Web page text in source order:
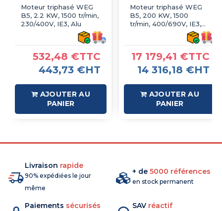
Moteur triphasé WEG
B5, 2.2 KW, 1500 tr/min,
230/400V, IE3, Alu
532,48 €TTC
443,73 €HT
AJOUTER AU
PANIER
Moteur triphasé WEG
B5, 200 KW, 1500
tr/min, 400/690V, IE3,
17 179,41 €TTC
14 316,18 €HT
AJOUTER AU
PANIER
Livraison rapide
90% expédiées le jour
même
+ de 5000 références
en stock permanent
Paiements sécurisés SAV réactif